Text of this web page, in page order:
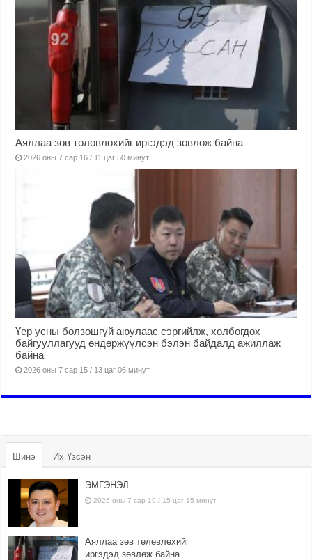
Аяллаа зөв төлөвлөхийг иргэдэд зөвлөж байна
2026 оны 7 сар 16 / 11 цаг 50 минут
Үер усны болзошгүй аюулаас сэргийлж, холбогдох
байгууллагууд өндөржүүлсэн бэлэн байдалд ажиллаж
байна
2026 оны 7 сар 15 / 13 цаг 06 минут
Шинэ Их Үзсэн
ЭМГЭНЭЛ
2026 оны 7 сар 19 / 15 цаг 15 минут
Аяллаа зөв төлөвлөхийг
иргэдэд зөвлөж байна